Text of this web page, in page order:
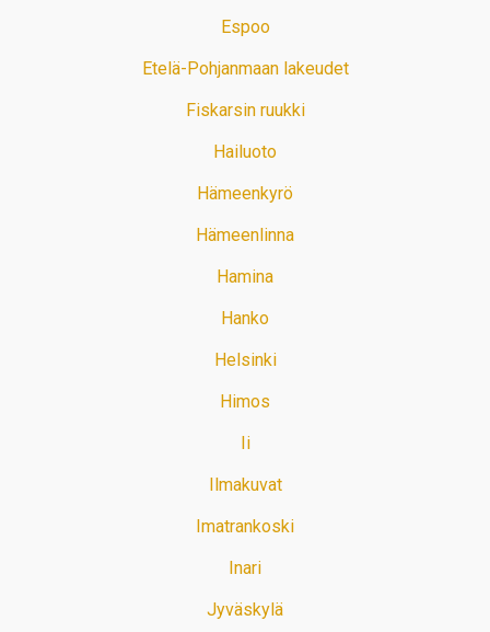
Espoo
Etelä-Pohjanmaan lakeudet
Fiskarsin ruukki
Hailuoto
Hämeenkyrö
Hämeenlinna
Hamina
Hanko
Helsinki
Himos
Ii
Ilmakuvat
Imatrankoski
Inari
Jyväskylä